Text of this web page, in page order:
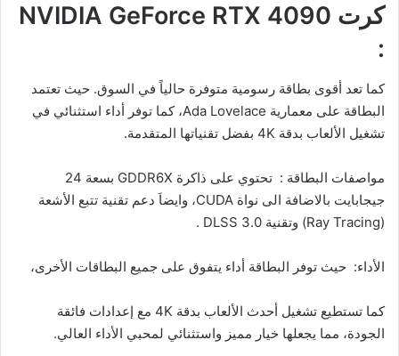
كرت NVIDIA GeForce RTX 4090
:
كما تعد أقوى بطاقة رسومية متوفرة حالياً في السوق. حيث تعتمد
البطاقة على معمارية Ada Lovelace، كما توفر أداء استثنائي في
تشغيل الألعاب بدقة 4K بفضل تقنياتها المتقدمة.
مواصفات البطاقة : تحتوي على ذاكرة GDDR6X بسعة 24
جيجابايت بالاضافة الى نواة CUDA، وايضاَ دعم تقنية تتبع الأشعة
(Ray Tracing) وتقنية DLSS 3.0 .
الأداء: حيث توفر البطاقة أداء يتفوق على جميع البطاقات الأخرى،
كما تستطيع تشغيل أحدث الألعاب بدقة 4K مع إعدادات فائقة
الجودة، مما يجعلها خيار مميز واستثنائي لمحبي الأداء العالي.